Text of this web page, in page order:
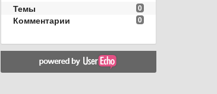
0
Темы
0
Комментарии